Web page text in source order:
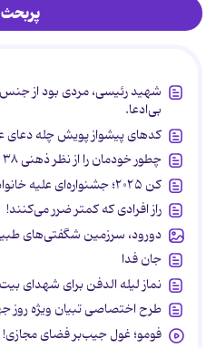
شهید رئیسی، مردی بود از جنس
بی‌ادعا.
کدهای پیشواز پویش چله دعای
چطور خودمان را از نظر ذهنی ۳۸ برابر قوی‌تر کنیم؟
کن ۲۰۲۵؛ جشنواره‌ای علیه خانواده
راز افرادی که کمتر ضرر می‌کنند!
دورود، سرزمین شگفتی‌های
جان فدا
نماز لیله الدفن برای شهدای
طرح اختصاصی تبیان ویژه روز
فومو؛ غول جیب‌بر فضای مجازی!